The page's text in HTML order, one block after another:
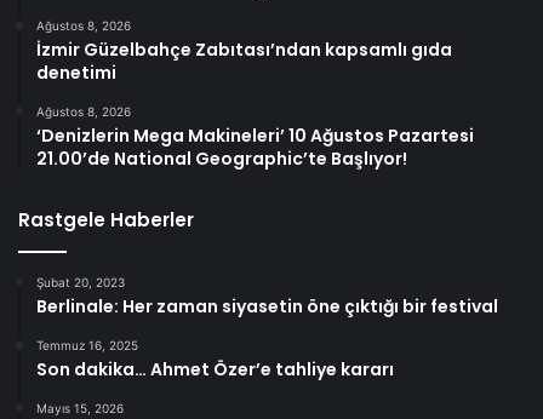
Ağustos 8, 2026
İzmir Güzelbahçe Zabıtası’ndan kapsamlı gıda
denetimi
Ağustos 8, 2026
‘Denizlerin Mega Makineleri’ 10 Ağustos Pazartesi
21.00’de National Geographic’te Başlıyor!
Rastgele Haberler
Şubat 20, 2023
Berlinale: Her zaman siyasetin öne çıktığı bir festival
Temmuz 16, 2025
Son dakika… Ahmet Özer’e tahliye kararı
Mayıs 15, 2026